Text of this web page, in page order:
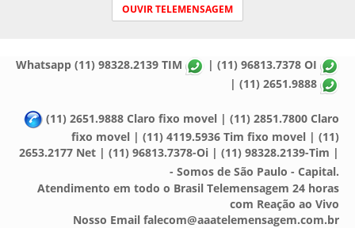
OUVIR TELEMENSAGEM
Whatsapp (11) 98328.2139 TIM
| (11) 96813.7378 OI
| (11) 2651.9888
(11) 2651.9888 Claro fixo movel | (11) 2851.7800 Claro
fixo movel | (11) 4119.5936 Tim fixo movel | (11)
2653.2177 Net | (11) 96813.7378-Oi | (11) 98328.2139-Tim |
- Somos de São Paulo - Capital.
Atendimento em todo o Brasil Telemensagem 24 horas
com Reação ao Vivo
Nosso Email falecom@aaatelemensagem.com.br